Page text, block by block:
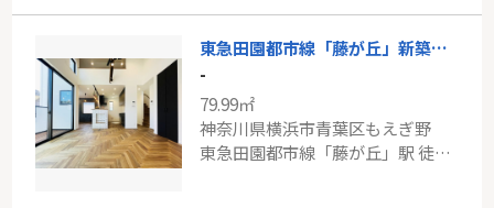
東急田園都市線「藤が丘」新築戸建
-
79.99㎡
神奈川県横浜市青葉区もえぎ野
東急田園都市線「藤が丘」駅 徒歩15分